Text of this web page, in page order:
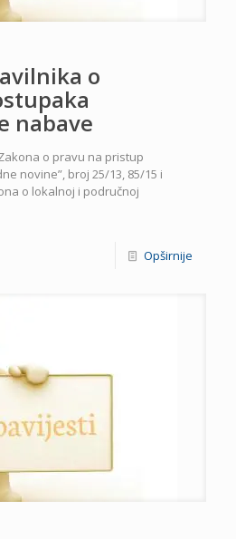
o
nabave
o pravu na pristup
novine”, broj 25/13, 85/15 i
o lokalnoj i područnoj
Opširnije